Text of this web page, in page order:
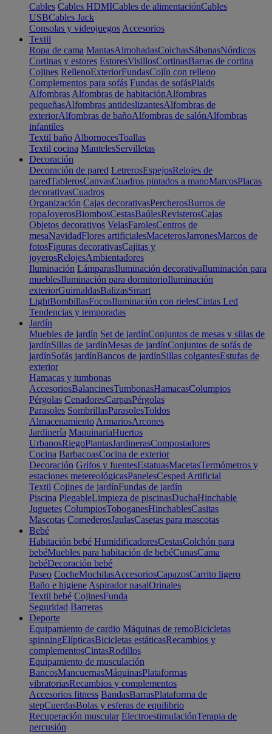
Cables Cables HDMICables de alimentaciónCables
USBCables Jack
Consolas y videojuegos Accesorios
Textil
Ropa de cama MantasAlmohadasColchasSábanasNórdicos
Cortinas y estores EstoresVisillosCortinasBarras de cortina
Cojines RellenoExteriorFundasCojín con relleno
Complementos para sofás Fundas de sofásPlaids
Alfombras Alfombras de habitaciónAlfombras
pequeñasAlfombras antideslizantesAlfombras de
exteriorAlfombras de bañoAlfombras de salónAlfombras
infantiles
Textil baño AlbornocesToallas
Textil cocina MantelesServilletas
Decoración
Decoración de pared LetrerosEspejosRelojes de
paredTablerosCanvasCuadros pintados a manoMarcosPlacas
decorativasCuadros
Organización Cajas decorativasPercherosBurros de
ropaJoyerosBiombosCestasBaúlesRevisterosCajas
Objetos decorativos VelasFarolesCentros de
mesaNavidadFlores artificialesMaceterosJarronesMarcos de
fotosFiguras decorativasCajitas y
joyerosRelojesAmbientadores
Iluminación LámparasIluminación decorativaIluminación para
mueblesIluminación para dormitorioIluminación
exteriorGuirnaldasBalizasSmart
LightBombillasFocosIluminación con rielesCintas Led
Tendencias y temporadas
Jardín
Muebles de jardín Set de jardínConjuntos de mesas y sillas de
jardínSillas de jardínMesas de jardínConjuntos de sofás de
jardínSofás jardínBancos de jardínSillas colgantesEstufas de
exterior
Hamacas y tumbonas
AccesoriosBalancinesTumbonasHamacasColumpios
Pérgolas CenadoresCarpasPérgolas
Parasoles SombrillasParasolesToldos
Almacenamiento ArmariosArcones
Jardinería MaquinariaHuertos
UrbanosRiegoPlantasJardinerasCompostadores
Cocina BarbacoasCocina de exterior
Decoración Grifos y fuentesEstatuasMacetasTermómetros y
estaciones metereológicasPanelesCesped Artificial
Textil Cojines de jardínFundas de jardín
Piscina PlegableLimpieza de piscinasDuchaHinchable
Juguetes ColumpiosToboganesHinchablesCasitas
Mascotas ComederosJaulasCasetas para mascotas
Bebé
Habitación bebé HumidificadoresCestasColchón para
bebéMuebles para habitación de bebéCunasCama
bebéDecoración bebé
Paseo CocheMochilasAccesoriosCapazosCarrito ligero
Baño e higiene Aspirador nasalOrinales
Textil bebé CojinesFunda
Seguridad Barreras
Deporte
Equipamiento de cardio Máquinas de remoBicicletas
spinningElípticasBicicletas estáticasRecambios y
complementosCintasRodillos
Equipamiento de musculación
BancosMancuernasMáquinasPlataformas
vibratoriasRecambios y complementos
Accesorios fitness BandasBarrasPlataforma de
stepCuerdasBolas y esferas de equilibrio
Recuperación muscular ElectroestimulaciónTerapia de
percusión